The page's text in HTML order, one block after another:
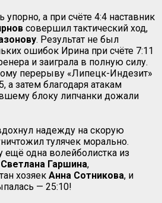
упорно, а при счёте 4:4 наставник
совершил тактический ход,
. Результат не был
ошибок Ирина при счёте 7:11
и заиграла в полную силу.
перерыву «Липецк-Индезит»
затем благодаря атакам
блоку липчанки дожали
надежду на скорую
тулячек морально.
одна волейболистка из
Светлана Гаршина,
хозяек Анна Сотникова, и
— 25:10!